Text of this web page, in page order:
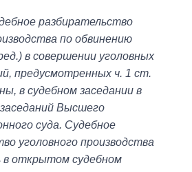
разбирательство
по обвинению
в совершении уголовных
предусмотренных ч. 1 ст.
в судебном заседании в
Высшего
суда. Судебное
уголовного производства
открытом судебном